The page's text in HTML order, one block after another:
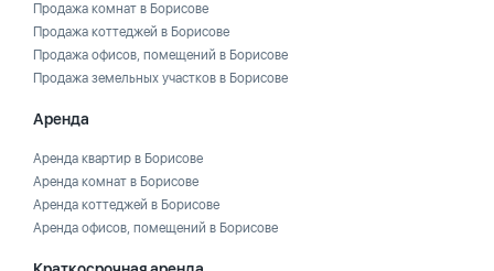
Продажа комнат в Борисове
Продажа коттеджей в Борисове
Продажа офисов, помещений в Борисове
Продажа земельных участков в Борисове
Аренда
Аренда квартир в Борисове
Аренда комнат в Борисове
Аренда коттеджей в Борисове
Аренда офисов, помещений в Борисове